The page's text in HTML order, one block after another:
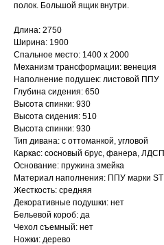
полок. Большой ящик внутри.
Длина: 2750
Ширина: 1900
Спальное место: 1400 х 2000
Механизм трансформации: венеция
Наполнение подушек: листовой ППУ
Глубина сидения: 650
Высота спинки: 930
Высота сидения: 510
Высота спинки: 930
Тип дивана: с оттоманкой, угловой
Каркас: сосновый брус, фанера, ЛДСП
Основание: пружина змейка
Материал наполнения: ППУ марки ST
Жесткость: средняя
Декоративные подушки: нет
Бельевой короб: да
Чехол съемный: нет
Ножки: дерево